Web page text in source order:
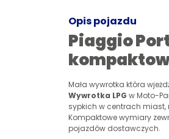
Opis pojazdu
Piaggio
Mała wywrotka która
Wywrotka LPG w Moto-
sypkich w centrach
Kompaktowe wymiary
pojazdów dostawczych.